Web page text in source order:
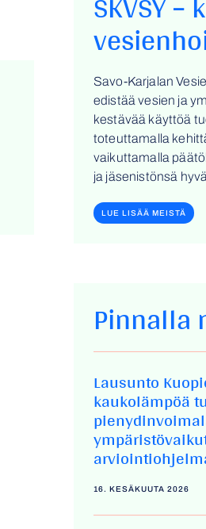
Savo-Karjalan
edistää vesien ja
kestävää käyttöä
toteuttamalla
vaikuttamalla
ja jäsenistönsä
LUE LISÄÄ MEISTÄ
Pinnalla
Lausunto
kaukolämpöä
16. KESÄKUUTA 2026